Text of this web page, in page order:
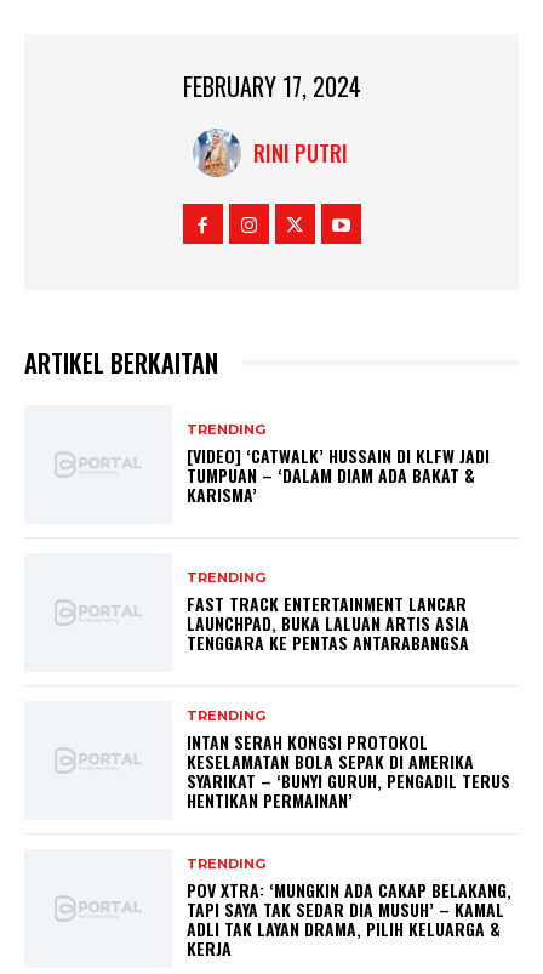
FEBRUARY 17, 2024
RINI PUTRI
ARTIKEL BERKAITAN
TRENDING
[VIDEO] ‘CATWALK’ HUSSAIN DI KLFW JADI
TUMPUAN – ‘DALAM DIAM ADA BAKAT &
KARISMA’
TRENDING
FAST TRACK ENTERTAINMENT LANCAR
LAUNCHPAD, BUKA LALUAN ARTIS ASIA
TENGGARA KE PENTAS ANTARABANGSA
TRENDING
INTAN SERAH KONGSI PROTOKOL
KESELAMATAN BOLA SEPAK DI AMERIKA
SYARIKAT – ‘BUNYI GURUH, PENGADIL TERUS
HENTIKAN PERMAINAN’
TRENDING
POV XTRA: ‘MUNGKIN ADA CAKAP BELAKANG,
TAPI SAYA TAK SEDAR DIA MUSUH’ – KAMAL
ADLI TAK LAYAN DRAMA, PILIH KELUARGA &
KERJA